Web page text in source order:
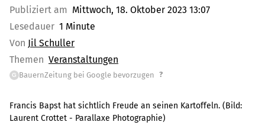
Publiziert am Mittwoch, 18. Oktober 2023 13:07
Lesedauer 1 Minute
Von Jil Schuller
Themen Veranstaltungen
G BauernZeitung bei Google bevorzugen ?
Francis Bapst hat sichtlich Freude an seinen Kartoffeln. (Bild:
Laurent Crottet - Parallaxe Photographie)